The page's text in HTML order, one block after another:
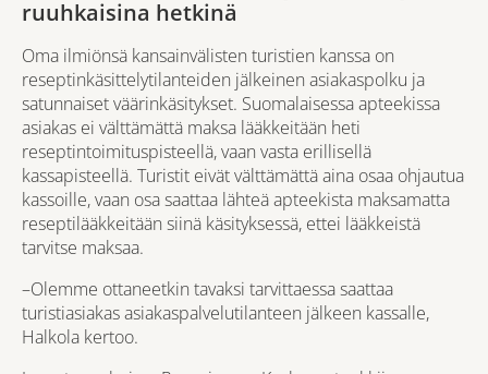
ruuhkaisina hetkinä
Oma ilmiönsä kansainvälisten turistien kanssa on
reseptinkäsittelytilanteiden jälkeinen asiakaspolku ja
satunnaiset väärinkäsitykset. Suomalaisessa apteekissa
asiakas ei välttämättä maksa lääkkeitään heti
reseptintoimituspisteellä, vaan vasta erillisellä
kassapisteellä. Turistit eivät välttämättä aina osaa ohjautua
kassoille, vaan osa saattaa lähteä apteekista maksamatta
reseptilääkkeitään siinä käsityksessä, ettei lääkkeistä
tarvitse maksaa.
–Olemme ottaneetkin tavaksi tarvittaessa saattaa
turistiasiakas asiakaspalvelutilanteen jälkeen kassalle,
Halkola kertoo.